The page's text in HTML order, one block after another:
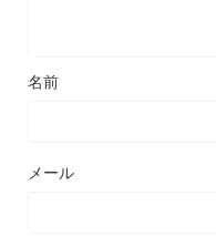
名前
メール